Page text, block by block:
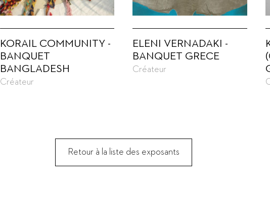
KORAIL COMMUNITY -
BANQUET
BANGLADESH
Créateur
ELENI VERNADAKI -
BANQUET GRECE
Créateur
Retour à la liste des exposants